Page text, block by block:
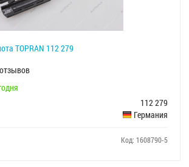
TOPRAN 112 279
112 279
Германия
Код: 1608790-5